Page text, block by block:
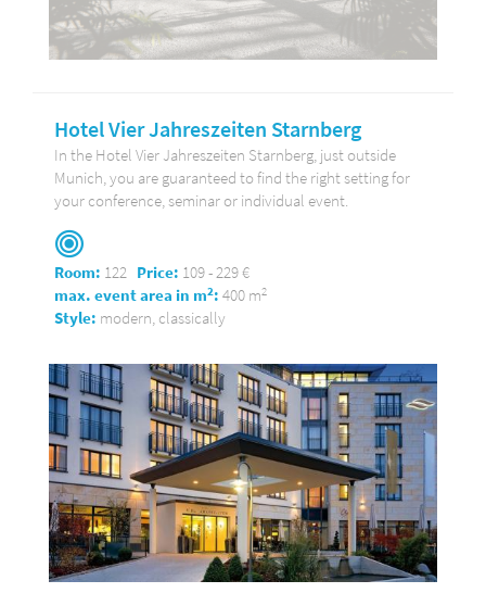
Hotel Vier Jahreszeiten Starnberg
In the Hotel Vier Jahreszeiten Starnberg, just outside
Munich, you are guaranteed to find the right setting for
your conference, seminar or individual event.
Room: 122 Price: 109 - 229 €
max. event area in m2: 400 m2
Style: modern, classically